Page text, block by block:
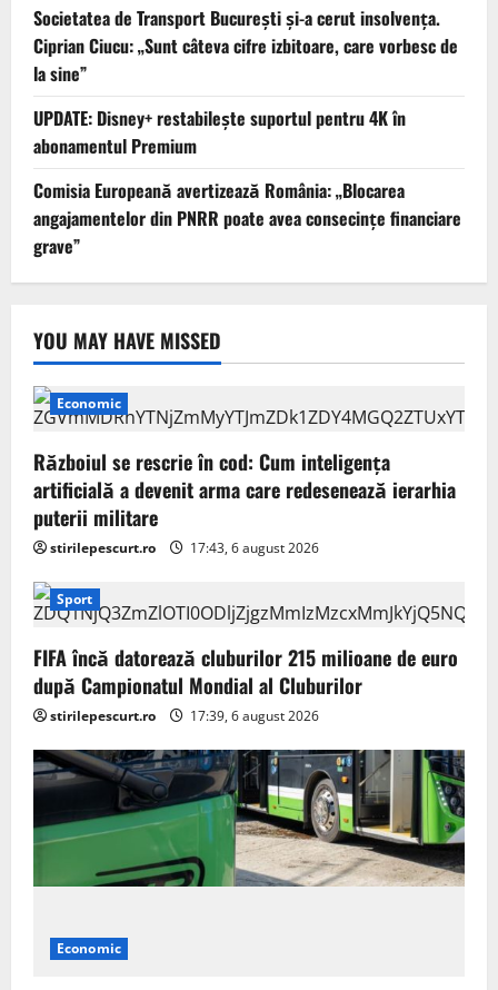
Societatea de Transport București și-a cerut insolvența.
Ciprian Ciucu: „Sunt câteva cifre izbitoare, care vorbesc de
la sine”
UPDATE: Disney+ restabilește suportul pentru 4K în
abonamentul Premium
Comisia Europeană avertizează România: „Blocarea
angajamentelor din PNRR poate avea consecințe financiare
grave”
YOU MAY HAVE MISSED
Economic
Războiul se rescrie în cod: Cum inteligența
artificială a devenit arma care redesenează ierarhia
puterii militare
stirilepescurt.ro 17:43, 6 august 2026
Sport
FIFA încă datorează cluburilor 215 milioane de euro
după Campionatul Mondial al Cluburilor
stirilepescurt.ro 17:39, 6 august 2026
Economic